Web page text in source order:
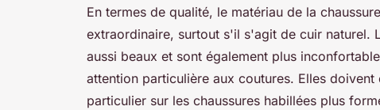
En termes de qualité, le matériau de la
extraordinaire, surtout s'il s'agit de cuir naturel.
aussi beaux et sont également plus
attention particulière aux coutures. Elles
particulier sur les chaussures habillées plus